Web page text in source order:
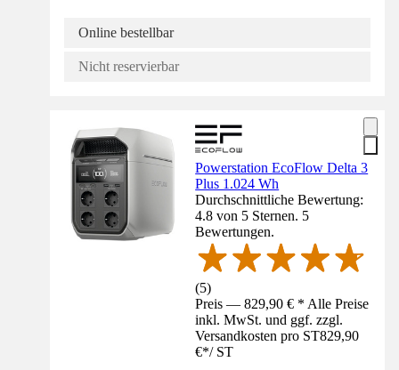
Online bestellbar
Nicht reservierbar
Powerstation EcoFlow Delta 3
Plus 1.024 Wh
Durchschnittliche Bewertung:
4.8 von 5 Sternen. 5
Bewertungen.
(5)
Preis — 829,90 € * Alle Preise
inkl. MwSt. und ggf. zzgl.
Versandkosten pro ST829,90
€*/ ST